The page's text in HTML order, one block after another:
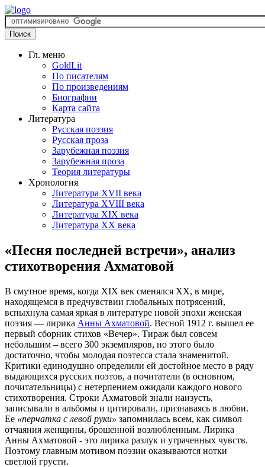
Гл. меню
GoldLit
По писателям
По произведениям
Биографии
Карта сайта
Литература
Русская поэзия
Русская проза
Зарубежная поэзия
Зарубежная проза
Теория литературы
Хронология
Литература XVII века
Литература XVIII века
Литература XIX века
Литература XX века
«Песня последней встречи», анализ
стихотворения Ахматовой
В смутное время, когда XIX век сменялся XX, в мире,
находящемся в предчувствии глобальных потрясений,
вспыхнула самая яркая в литературе новой эпохи женская
поэзия — лирика Анны Ахматовой. Весной 1912 г. вышел ее
первый сборник стихов «Вечер». Тираж был совсем
небольшим – всего 300 экземпляров, но этого было
достаточно, чтобы молодая поэтесса стала знаменитой.
Критики единодушно определили ей достойное место в ряду
выдающихся русских поэтов, а почитатели (в основном,
почитательницы) с нетерпением ожидали каждого нового
стихотворения. Строки Ахматовой знали наизусть,
записывали в альбомы и цитировали, признаваясь в любви.
Ее «перчатка с левой руки» запомнилась всем, как символ
отчаяния женщины, брошенной возлюбленным. Лирика
Анны Ахматовой - это лирика разлук и утраченных чувств.
Поэтому главным мотивом поэзии оказываются нотки
светлой грусти.